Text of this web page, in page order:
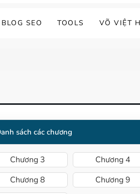
BLOG SEO TOOLS VÕ VIỆT
sách các chương
Chương 3
Chương 4
Chương 8
Chương 9